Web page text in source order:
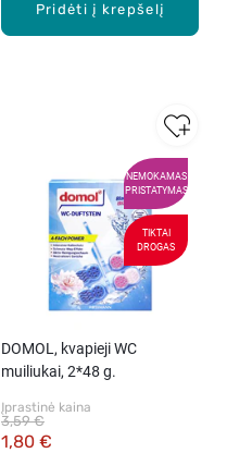
Pridėti į krepšelį
NEMOKAMAS
PRISTATYMAS
TIKTAI
DROGAS
DOMOL, kvapieji WC
muiliukai, 2*48 g.
Įprastinė kaina
1,80 €
3,59 €